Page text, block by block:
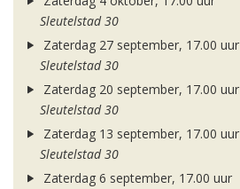
Sleutelstad 30
Zaterdag 27 september, 17.00 uur
Sleutelstad 30
Zaterdag 20 september, 17.00 uur
Sleutelstad 30
Zaterdag 13 september, 17.00 uur
Sleutelstad 30
Zaterdag 6 september, 17.00 uur